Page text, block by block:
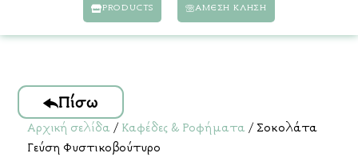
PRODUCTS ΆΜΕΣΗ ΚΛΗΣΗ
Πίσω
Αρχική σελίδα / Καφέδες & Ροφήματα / Σοκολάτα
Γεύση Φυστικοβούτυρο